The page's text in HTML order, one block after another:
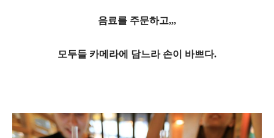
음료를 주문하고,,,
모두들 카메라에 담느라 손이 바쁘다.